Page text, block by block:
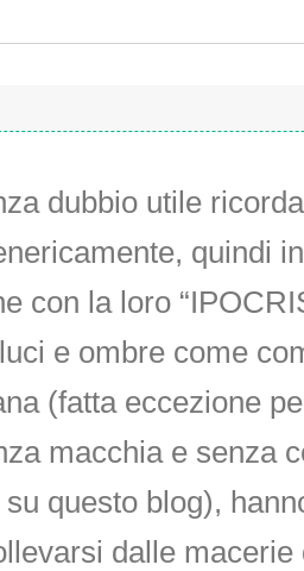
dubbio utile
quindi
con la loro
e ombre come
(fatta eccezione
macchia e senza
questo blog),
dalle macerie